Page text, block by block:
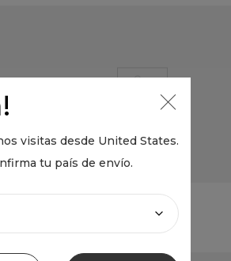
visitas desde United States.
tu país de envío.
maio localizado mar de